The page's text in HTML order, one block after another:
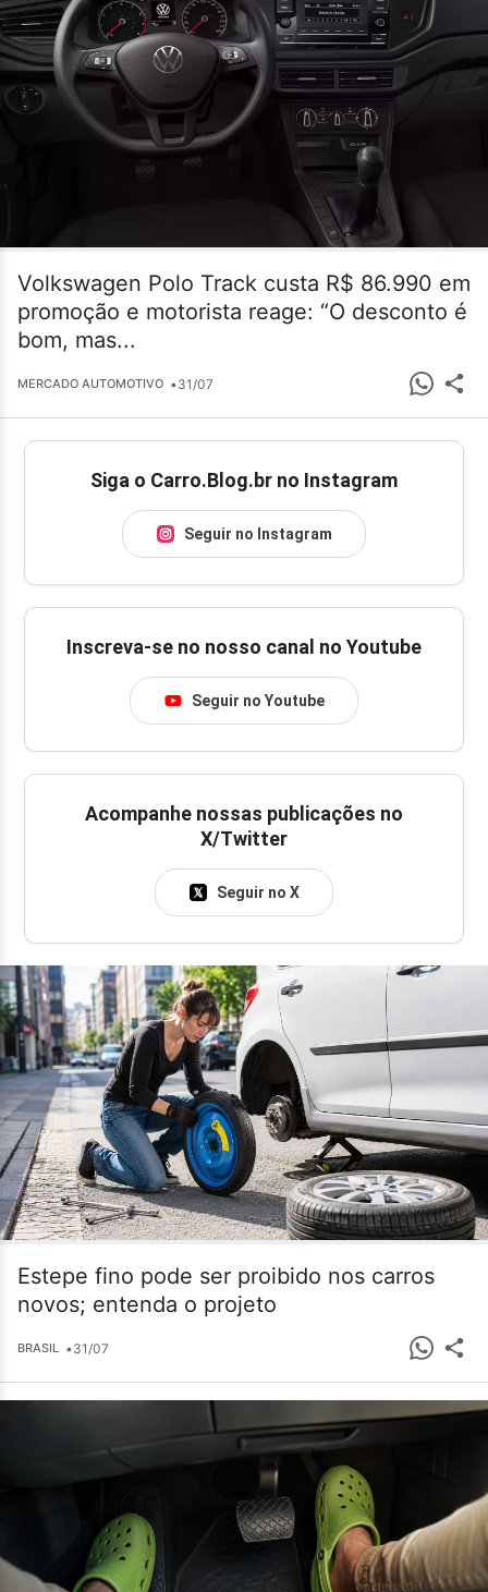
Volkswagen Polo Track custa R$ 86.990 em
promoção e motorista reage: “O desconto é
bom, mas...
MERCADO AUTOMOTIVO •31/07
Siga o Carro.Blog.br no Instagram
Seguir no Instagram
Inscreva-se no nosso canal no Youtube
Seguir no Youtube
Acompanhe nossas publicações no
X/Twitter
Seguir no X
Estepe fino pode ser proibido nos carros
novos; entenda o projeto
BRASIL •31/07